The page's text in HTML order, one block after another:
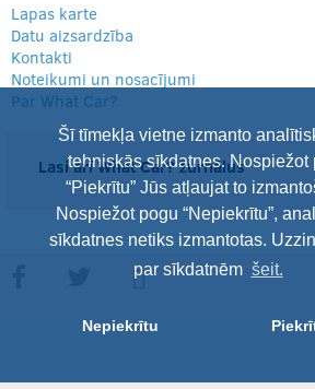
Šī tīmekļa vietne izmanto
tehniskās sīkdatnes. Nospiežot
“Piekrītu” Jūs atļaujat to
Nospiežot pogu “Nepiekrītu”,
sīkdatnes netiks izmantotas.
par sīkdatnēm šeit.
Nepiekrītu
Lapas karte
Datu aizsardzība
Kontakti
Noteikumi un nosacījumi
Par What Car?
Lasi arī What Car? žurnālus